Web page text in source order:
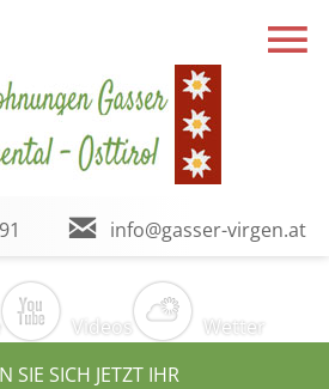
info@gasser-virgen.at
Videos
Wetter
SIE SICH JETZT IHR